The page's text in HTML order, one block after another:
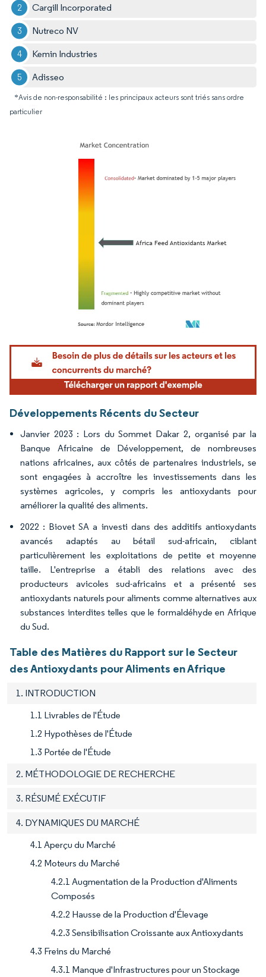
Cargill Incorporated
Nutreco NV
Kemin Industries
Adisseo
*Avis de non-responsabilité : les principaux acteurs sont triés sans ordre
particulier
Image © Mordor Intelligence. La réutilisation nécessite une attribution sous CC BY
Développements Récents du Secteur
Janvier 2023 : Lors du Sommet Dakar 2, organisé par la
Banque Africaine de Développement, de nombreuses
nations africaines, aux côtés de partenaires industriels, se
sont engagées à accroître les investissements dans les
systèmes agricoles, y compris les antioxydants pour
améliorer la qualité des aliments.
2022 : Biovet SA a investi dans des additifs antioxydants
avancés adaptés au bétail sud-africain, ciblant
particulièrement les exploitations de petite et moyenne
taille. L'entreprise a établi des relations avec des
producteurs avicoles sud-africains et a présenté ses
antioxydants naturels pour aliments comme alternatives aux
substances interdites telles que le formaldéhyde en Afrique
du Sud.
Table des Matières du Rapport sur le Secteur
des Antioxydants pour Aliments en Afrique
1. INTRODUCTION
1.1 Livrables de l'Étude
1.2 Hypothèses de l'Étude
1.3 Portée de l'Étude
2. MÉTHODOLOGIE DE RECHERCHE
3. RÉSUMÉ EXÉCUTIF
4. DYNAMIQUES DU MARCHÉ
4.1 Aperçu du Marché
4.2 Moteurs du Marché
4.2.1 Augmentation de la Production d'Aliments
Composés
4.2.2 Hausse de la Production d'Élevage
4.2.3 Sensibilisation Croissante aux Antioxydants
4.3 Freins du Marché
4.3.1 Manque d'Infrastructures pour un Stockage